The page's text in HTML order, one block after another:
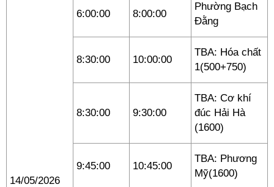
14/05/2026
6:00:00 8:00:00
Phường Bạch
Đằng
8:30:00 10:00:00
TBA: Hóa chất
1(500+750)
8:30:00 9:30:00
TBA: Cơ khí
đúc Hải Hà
(1600)
9:45:00 10:45:00
TBA: Phương
Mỹ(1600)